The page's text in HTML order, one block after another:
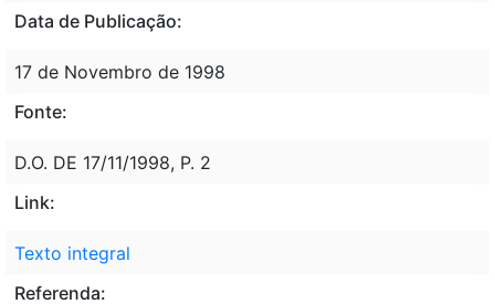
Data de Publicação:
17 de Novembro de 1998
Fonte:
D.O. DE 17/11/1998, P. 2
Link:
Texto integral
Referenda: